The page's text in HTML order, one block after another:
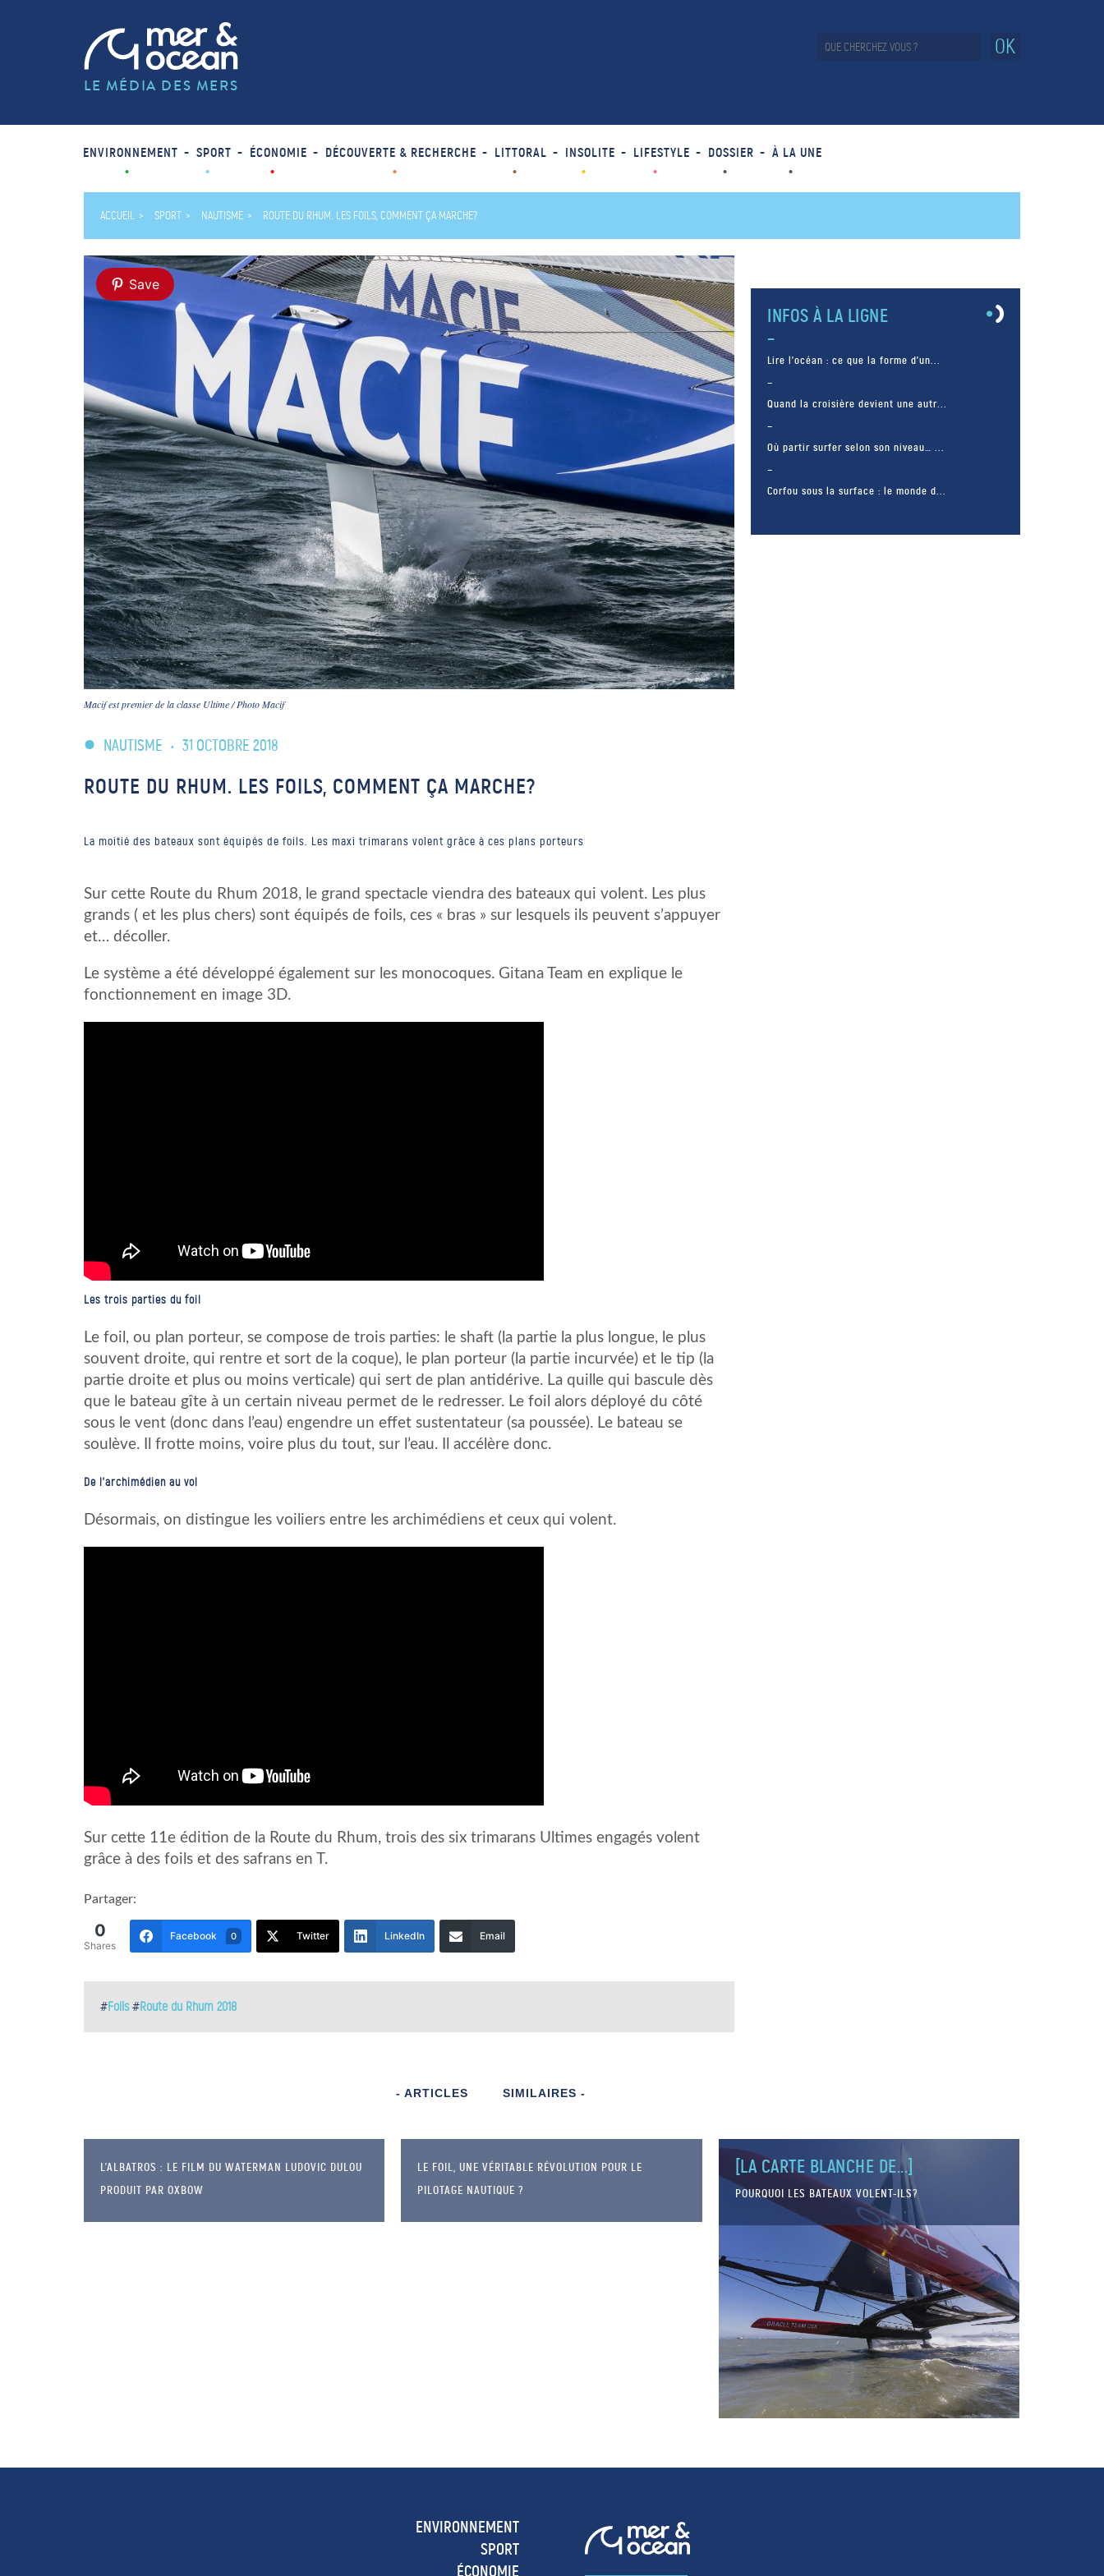
LE MÉDIA DES MERS
OK
ENVIRONNEMENT SPORT ÉCONOMIE DÉCOUVERTE & RECHERCHE LITTORAL INSOLITE LIFESTYLE DOSSIER À LA UNE
ACCUEIL SPORT NAUTISME ROUTE DU RHUM. LES FOILS, COMMENT ÇA MARCHE?
Save
Macif est premier de la classe Ultime / Photo Macif
NAUTISME • 31 OCTOBRE 2018
ROUTE DU RHUM. LES FOILS, COMMENT ÇA MARCHE?
La moitié des bateaux sont équipés de foils. Les maxi trimarans volent grâce à ces plans porteurs
Sur cette Route du Rhum 2018, le grand spectacle viendra des bateaux qui volent. Les plus
grands ( et les plus chers) sont équipés de foils, ces « bras » sur lesquels ils peuvent s’appuyer
et… décoller.
Le système a été développé également sur les monocoques. Gitana Team en explique le
fonctionnement en image 3D.
Les trois parties du foil
Le foil, ou plan porteur, se compose de trois parties: le shaft (la partie la plus longue, le plus
souvent droite, qui rentre et sort de la coque), le plan porteur (la partie incurvée) et le tip (la
partie droite et plus ou moins verticale) qui sert de plan antidérive. La quille qui bascule dès
que le bateau gîte à un certain niveau permet de le redresser. Le foil alors déployé du côté
sous le vent (donc dans l’eau) engendre un effet sustentateur (sa poussée). Le bateau se
soulève. Il frotte moins, voire plus du tout, sur l’eau. Il accélère donc.
De l’archimédien au vol
Désormais, on distingue les voiliers entre les archimédiens et ceux qui volent.
Sur cette 11e édition de la Route du Rhum, trois des six trimarans Ultimes engagés volent
grâce à des foils et des safrans en T.
Partager:
0
Shares
Facebook 0 Twitter LinkedIn Email
#Foils#Route du Rhum 2018
INFOS À LA LIGNE
Lire l’océan : ce que la forme d’un...
Quand la croisière devient une autr...
Où partir surfer selon son niveau… ...
Corfou sous la surface : le monde d...
- ARTICLES SIMILAIRES -
L’ALBATROS : LE FILM DU WATERMAN LUDOVIC DULOU
PRODUIT PAR OXBOW
LE FOIL, UNE VÉRITABLE RÉVOLUTION POUR LE
PILOTAGE NAUTIQUE ?
[LA CARTE BLANCHE DE...]
POURQUOI LES BATEAUX VOLENT-ILS?
ENVIRONNEMENT
SPORT
ÉCONOMIE